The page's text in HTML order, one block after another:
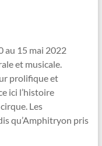
au 15 mai 2022
et musicale.
prolifique et
ici l’histoire
Les
qu’Amphitryon pris